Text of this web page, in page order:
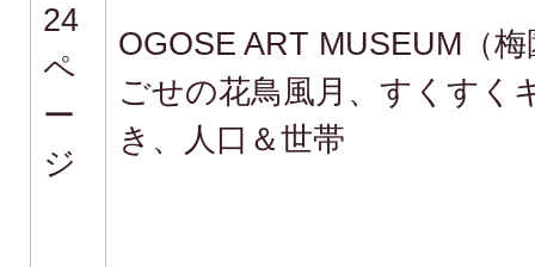
24
ペ
ー
ジ
OGOSE ART MUSEUM（
ごせの花鳥風月、すくすく
き、人口＆世帯